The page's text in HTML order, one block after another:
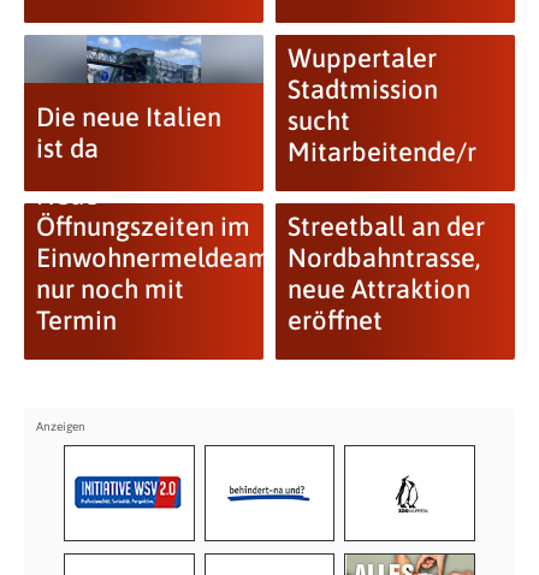
Die neue Italien
ist da
Wuppertaler
Stadtmission
sucht
Mitarbeitende/r
Neue
Öffnungszeiten im
Einwohnermeldeamt,
nur noch mit
Termin
Streetball an der
Nordbahntrasse,
neue Attraktion
eröffnet